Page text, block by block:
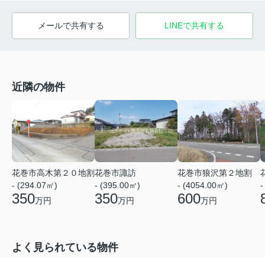
メールで共有する LINEで共有する
近隣の物件
花巻市高木第２０地割
- (294.07㎡)
350万円
花巻市諏訪
- (395.00㎡)
350万円
花巻市狼沢第２地割
- (4054.00㎡)
600万円
-
よく見られている物件